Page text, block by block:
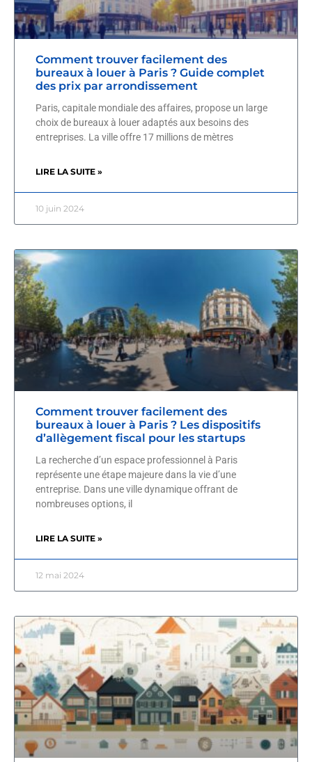
Comment trouver facilement des
bureaux à louer à Paris ? Guide complet
des prix par arrondissement
Paris, capitale mondiale des affaires, propose un large
choix de bureaux à louer adaptés aux besoins des
entreprises. La ville offre 17 millions de mètres
LIRE LA SUITE »
10 juin 2024
Comment trouver facilement des
bureaux à louer à Paris ? Les dispositifs
d’allègement fiscal pour les startups
La recherche d’un espace professionnel à Paris
représente une étape majeure dans la vie d’une
entreprise. Dans une ville dynamique offrant de
nombreuses options, il
LIRE LA SUITE »
12 mai 2024